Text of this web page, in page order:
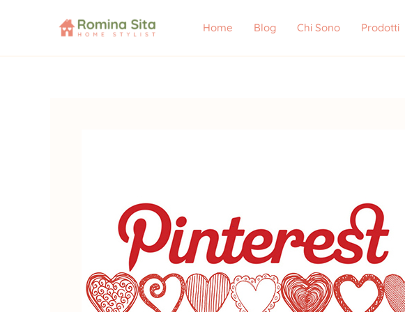
Home Blog Chi Sono Prodotti